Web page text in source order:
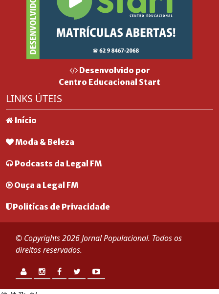
Desenvolvido por
Centro Educacional Start
LINKS ÚTEIS
Início
Moda & Beleza
Podcasts da Legal FM
Ouça a Legal FM
Politícas de Privacidade
© Copyrights 2026 Jornal Populacional. Todos os
direitos reservados.